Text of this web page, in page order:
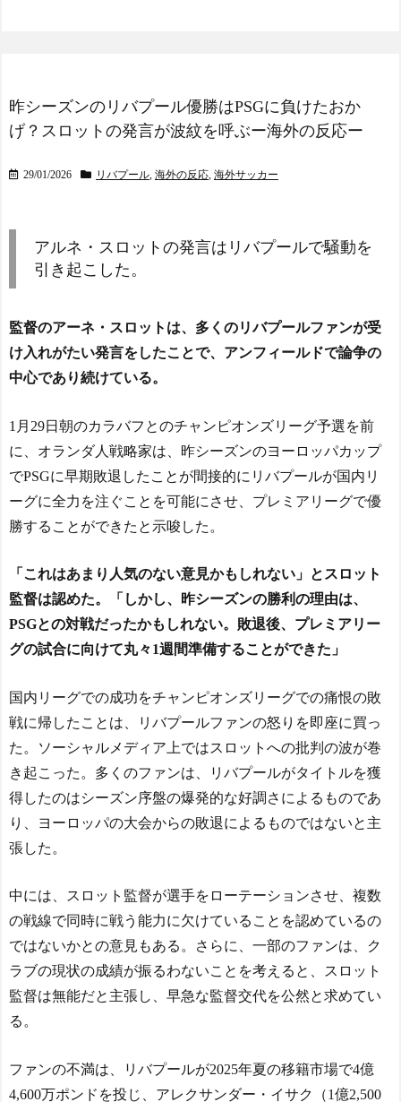
全てのチームに2人以上日本
人がスタメンとるようにな
ったら そのときこそワール
NEW!
ｗｗｗｗｗ
NEW!
【オリジナル可動フィギ
ュア】WIND TOYS「タイ
ッスルボディ」可動フィギ
ュア各種【予約開始】
NEW!
外国人「アジア杯で優勝
大会で出場枠「64」なら追
い風に！アメリカ人もポッ
ト1争いに熱視線！【海外の
反応】 NEW!
海外「日本のパチンコ企
業が過去10年間で半分とな
る。日本にとって良いこと
【最強】玉置浩二とASK
A、10数年の時を経て幻の合
NEW!
海外「凄すぎる！」折り
発明に海外がびっくり仰天 -
どんぐりこ
NEW!
海外「凄すぎる！」折り
紙と並ぶあの日本の偉大な
どんぐりこ
NEW!
「凄すぎる!」折り紙と並
ぶあの日本の偉大な発明に
海外がびっくり仰天
NEW!
みたいと思っている人が少
ないのは何故なんだ？母国
ではみんな出たがっている
のだが？」 - ガラパゴスジ
ャパン NEW!
「Googleを作った男」ディ
ーンが去り、本体は稼ぐAI
◆Ｊ１◆1節 FC東京×町田
FC東京先制も橋本が退場し
リゴ残留希望もアロンソ監
督はベンチ漬けへ「インド
「また浅野の時の走り
「ちゃんと速い」
海外「オチが多すぎ！」
クーヘンがすごい-韓国製
「こんなの見たことない!」
地震被害を受けても、次の
日の朝には日常に戻ってい
る国」
【海外の反応】 エンゼル
ス大谷、満塁で勝負を避け
はMF竹内涼に決定！副キャ
プテンはテセ・六反・河井
日本の国宝を見た韓国人
の反応ｗｗｗｗｗｗｗｗｗ
Powered by livedoor 相互RS
S
昨シーズンのリバプール優勝はPSGに負けたおか
げ？スロットの発言が波紋を呼ぶー海外の反応ー
29/01/2026 リバプール, 海外の反応, 海外サッカー
アルネ・スロットの発言はリバプールで騒動を
引き起こした。
監督のアーネ・スロットは、多くのリバプールファンが受
け入れがたい発言をしたことで、アンフィールドで論争の
中心であり続けている。
1月29日朝のカラバフとのチャンピオンズリーグ予選を前
に、オランダ人戦略家は、昨シーズンのヨーロッパカップ
でPSGに早期敗退したことが間接的にリバプールが国内リ
ーグに全力を注ぐことを可能にさせ、プレミアリーグで優
勝することができたと示唆した。
「これはあまり人気のない意見かもしれない」とスロット
監督は認めた。「しかし、昨シーズンの勝利の理由は、
PSGとの対戦だったかもしれない。敗退後、プレミアリー
グの試合に向けて丸々1週間準備することができた」
国内リーグでの成功をチャンピオンズリーグでの痛恨の敗
戦に帰したことは、リバプールファンの怒りを即座に買っ
た。ソーシャルメディア上ではスロットへの批判の波が巻
き起こった。多くのファンは、リバプールがタイトルを獲
得したのはシーズン序盤の爆発的な好調さによるものであ
り、ヨーロッパの大会からの敗退によるものではないと主
張した。
中には、スロット監督が選手をローテーションさせ、複数
の戦線で同時に戦う能力に欠けていることを認めているの
ではないかとの意見もある。さらに、一部のファンは、ク
ラブの現状の成績が振るわないことを考えると、スロット
監督は無能だと主張し、早急な監督交代を公然と求めてい
る。
ファンの不満は、リバプールが2025年夏の移籍市場で4億
4,600万ポンドを投じ、アレクサンダー・イサク（1億2,500